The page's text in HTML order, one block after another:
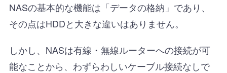
NASの基本的な機能は「データの格納」であり、
その点はHDDと大きな違いはありません。
しかし、NASは有線・無線ルーターへの接続が可
能なことから、わずらわしいケーブル接続なしで